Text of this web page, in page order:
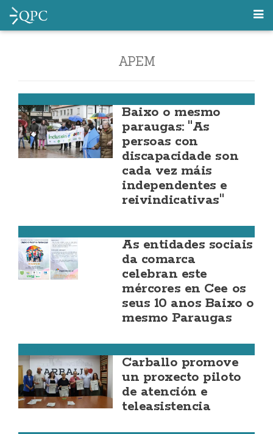
APEM
Baixo o mesmo
paraugas: "As
persoas con
discapacidade son
cada vez máis
independentes e
reivindicativas"
As entidades sociais
da comarca
celebran este
mércores en Cee os
seus 10 anos Baixo o
mesmo Paraugas
Carballo promove
un proxecto piloto
de atención e
teleasistencia